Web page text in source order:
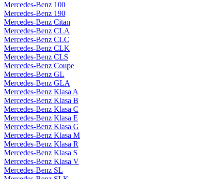
Mercedes-Benz 100
Mercedes-Benz 190
Mercedes-Benz Citan
Mercedes-Benz CLA
Mercedes-Benz CLC
Mercedes-Benz CLK
Mercedes-Benz CLS
Mercedes-Benz Coupe
Mercedes-Benz GL
Mercedes-Benz GLA
Mercedes-Benz Klasa A
Mercedes-Benz Klasa B
Mercedes-Benz Klasa C
Mercedes-Benz Klasa E
Mercedes-Benz Klasa G
Mercedes-Benz Klasa M
Mercedes-Benz Klasa R
Mercedes-Benz Klasa S
Mercedes-Benz Klasa V
Mercedes-Benz SL